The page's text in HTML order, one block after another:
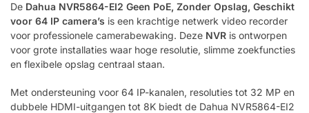
De Dahua NVR5864-EI2 Geen PoE, Zonder Opslag, Geschikt
voor 64 IP camera’s is een krachtige netwerk video recorder
voor professionele camerabewaking. Deze NVR is ontworpen
voor grote installaties waar hoge resolutie, slimme zoekfuncties
en flexibele opslag centraal staan.
Met ondersteuning voor 64 IP-kanalen, resoluties tot 32 MP en
dubbele HDMI-uitgangen tot 8K biedt de Dahua NVR5864-EI2